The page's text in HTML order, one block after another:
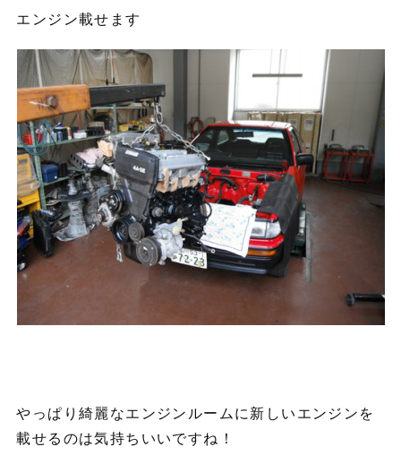
エンジン載せます
やっぱり綺麗なエンジンルームに新しいエンジンを
載せるのは気持ちいいですね！